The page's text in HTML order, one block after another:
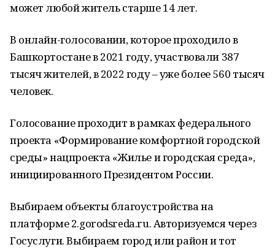
может любой житель старше 14 лет.
В онлайн-голосовании, которое проходило в
Башкортостане в 2021 году, участвовали 387
тысяч жителей, в 2022 году – уже более 560 тысяч
человек.
Голосование проходит в рамках федерального
проекта «Формирование комфортной городской
среды» нацпроекта «Жилье и городская среда»,
инициированного Президентом России.
Выбираем объекты благоустройства на
платформе 2.gorodsreda.ru. Авторизуемся через
Госуслуги. Выбираем город или район и тот